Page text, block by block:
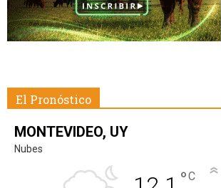
El Pronóstico
MONTEVIDEO, UY
Nubes
°C